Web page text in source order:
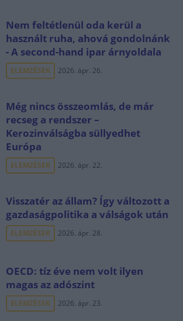
Nem feltétlenül oda kerül a
használt ruha, ahová gondolnánk
- A second-hand ipar árnyoldala
ELEMZÉSEK 2026. ápr. 26.
Még nincs összeomlás, de már
recseg a rendszer –
Kerozinválságba süllyedhet
Európa
ELEMZÉSEK 2026. ápr. 22.
Visszatér az állam? Így változott a
gazdaságpolitika a válságok után
ELEMZÉSEK 2026. ápr. 28.
OECD: tíz éve nem volt ilyen
magas az adószint
ELEMZÉSEK 2026. ápr. 23.